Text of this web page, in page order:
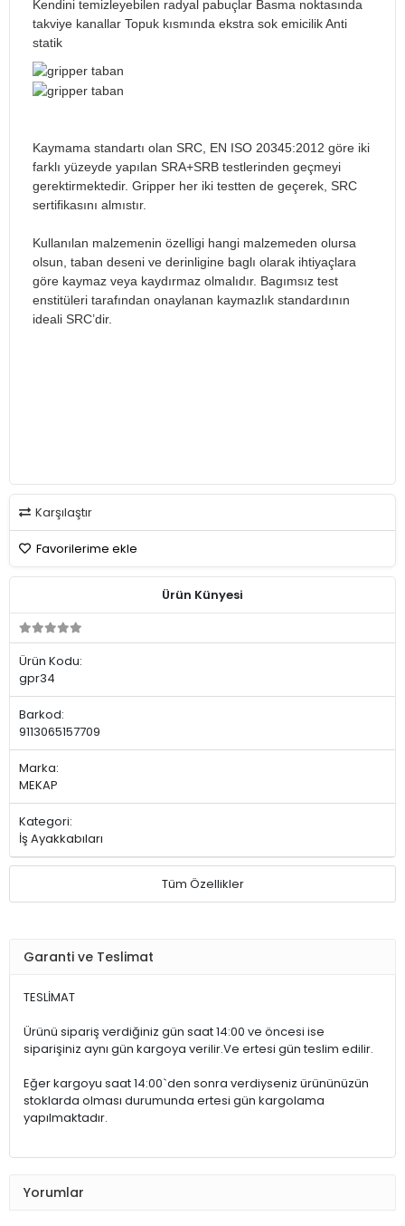
Kendini temizleyebilen radyal pabuçlar Basma noktasında
takviye kanallar Topuk kısmında ekstra sok emicilik Anti
statik
Kaymama standartı olan SRC, EN ISO 20345:2012 göre iki
farklı yüzeyde yapılan SRA+SRB testlerinden geçmeyi
gerektirmektedir. Gripper her iki testten de geçerek, SRC
sertifikasını almıstır.
Kullanılan malzemenin özelligi hangi malzemeden olursa
olsun, taban deseni ve derinligine baglı olarak ihtiyaçlara
göre kaymaz veya kaydırmaz olmalıdır. Bagımsız test
enstitüleri tarafından onaylanan kaymazlık standardının
ideali SRC’dir.
Karşılaştır
Favorilerime ekle
Ürün Künyesi
Ürün Kodu:
gpr34
Barkod:
9113065157709
Marka:
MEKAP
Kategori:
İş Ayakkabıları
Tüm Özellikler
Garanti ve Teslimat
TESLİMAT
Ürünü sipariş verdiğiniz gün saat 14:00 ve öncesi ise
siparişiniz aynı gün kargoya verilir.Ve ertesi gün teslim edilir.
Eğer kargoyu saat 14:00`den sonra verdiyseniz ürününüzün
stoklarda olması durumunda ertesi gün kargolama
yapılmaktadır.
Yorumlar